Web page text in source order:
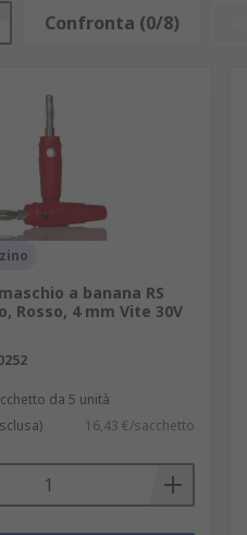
Confronta (0/8)
a banana RS
Rosso, 4 mm Vite 30V
da 5 unità
16,43 €/sacchetto